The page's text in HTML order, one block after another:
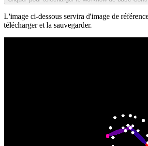
L'image ci-dessous servira d'image de
télécharger et la sauvegarder.